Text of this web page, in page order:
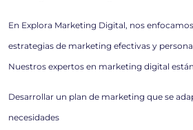
En Explora Marketing Digital, nos
estrategias de marketing efectivas y
Nuestros expertos en marketing digital
Desarrollar un plan de marketing que se
necesidades